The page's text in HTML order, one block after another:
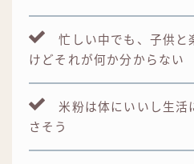
忙しい中でも、子供と
けどそれが何か分からない
米粉は体にいいし生活
さそう